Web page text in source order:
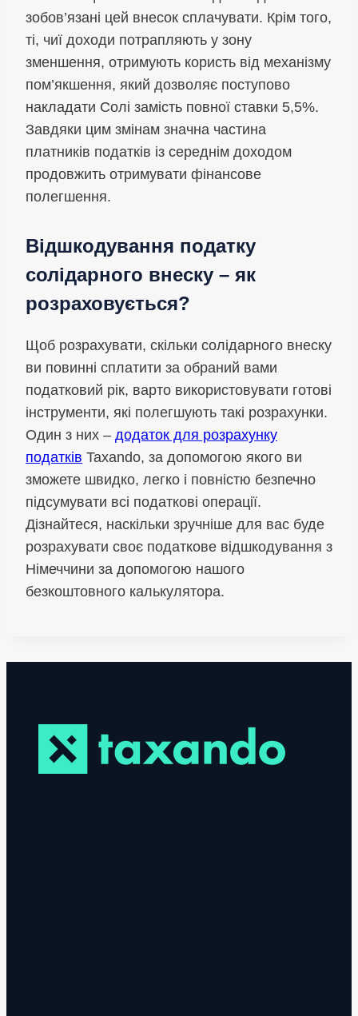
зобов’язані цей внесок сплачувати. Крім того,
ті, чиї доходи потрапляють у зону
зменшення, отримують користь від механізму
пом’якшення, який дозволяє поступово
накладати Солі замість повної ставки 5,5%.
Завдяки цим змінам значна частина
платників податків із середнім доходом
продовжить отримувати фінансове
полегшення.
Відшкодування податку
солідарного внеску – як
розраховується?
Щоб розрахувати, скільки солідарного внеску
ви повинні сплатити за обраний вами
податковий рік, варто використовувати готові
інструменти, які полегшують такі розрахунки.
Один з них – додаток для розрахунку
податків Taxando, за допомогою якого ви
зможете швидко, легко і повністю безпечно
підсумувати всі податкові операції.
Дізнайтеся, наскільки зручніше для вас буде
розрахувати своє податкове відшкодування з
Німеччини за допомогою нашого
безкоштовного калькулятора.